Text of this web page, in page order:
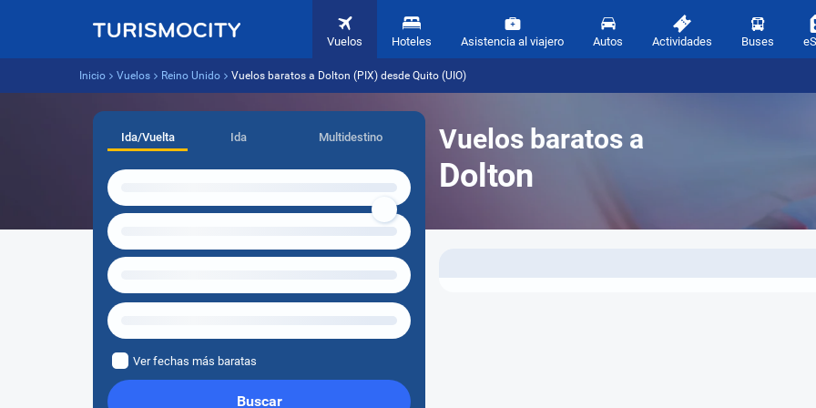
Vuelos Hoteles Asistencia al viajero Autos Actividades Buses
Inicio Vuelos Reino Unido Vuelos baratos a Dolton (PIX) desde Quito (UIO)
Vuelos baratos a
Dolton
Ida/Vuelta Ida Multidestino
Ver fechas más baratas
Buscar